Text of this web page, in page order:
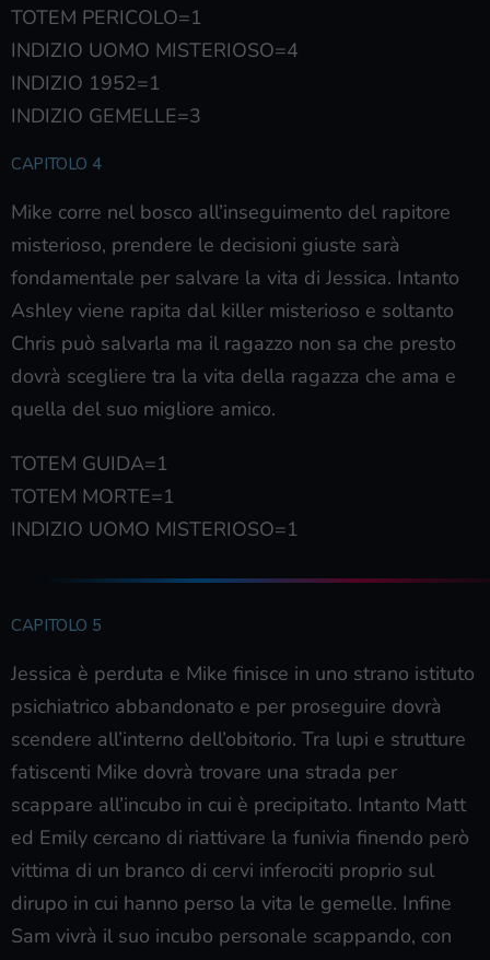
TOTEM PERICOLO=1
INDIZIO UOMO MISTERIOSO=4
INDIZIO 1952=1
INDIZIO GEMELLE=3
CAPITOLO 4
Mike corre nel bosco all’inseguimento del rapitore
misterioso, prendere le decisioni giuste sarà
fondamentale per salvare la vita di Jessica. Intanto
Ashley viene rapita dal killer misterioso e soltanto
Chris può salvarla ma il ragazzo non sa che presto
dovrà scegliere tra la vita della ragazza che ama e
quella del suo migliore amico.
TOTEM GUIDA=1
TOTEM MORTE=1
INDIZIO UOMO MISTERIOSO=1
CAPITOLO 5
Jessica è perduta e Mike finisce in uno strano istituto
psichiatrico abbandonato e per proseguire dovrà
scendere all’interno dell’obitorio. Tra lupi e strutture
fatiscenti Mike dovrà trovare una strada per
scappare all’incubo in cui è precipitato. Intanto Matt
ed Emily cercano di riattivare la funivia finendo però
vittima di un branco di cervi inferociti proprio sul
dirupo in cui hanno perso la vita le gemelle. Infine
Sam vivrà il suo incubo personale scappando, con